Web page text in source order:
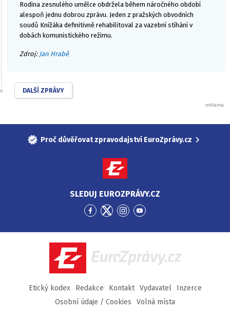
Rodina zesnulého umělce obdržela během náročného období
alespoň jednu dobrou zprávu. Jeden z pražských obvodních
soudů Knížáka definitivně rehabilitoval za vazební stíhání v
dobách komunistického režimu.
Zdroj: Jan Hrabě
DALŠÍ ZPRÁVY
Proč důvěřovat zpravodajství EuroZprávy.cz
SLEDUJ EUROZPRÁVY.CZ
Přejít
Facebook
Přejít
Twitter
Přejít
Instagram
Přejít
YouTube
EuroZprávy.cz
Etický kodex Redakce Kontakt Vydavatel
Inzerce
Osobní údaje / Cookies
Volná místa